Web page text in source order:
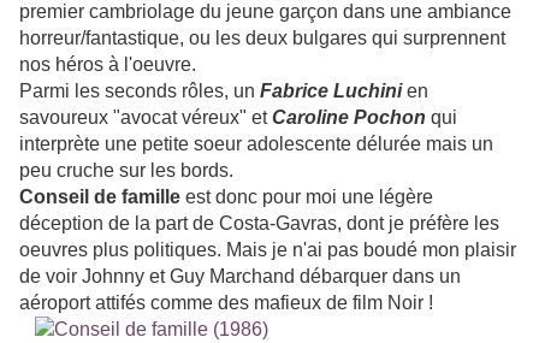
premier cambriolage du jeune garçon dans une ambiance
horreur/fantastique, ou les deux bulgares qui surprennent
nos héros à l'oeuvre.
Parmi les seconds rôles, un Fabrice Luchini en
savoureux "avocat véreux" etCaroline Pochon qui
interprète une petite soeur adolescente délurée mais un
peu cruche sur les bords.
Conseil de famille est donc pour moi une légère
déception de la part de Costa-Gavras, dont je préfère les
oeuvres plus politiques. Mais je n'ai pas boudé mon plaisir
de voir Johnny et Guy Marchand débarquer dans un
aéroport attifés comme des mafieux de film Noir !